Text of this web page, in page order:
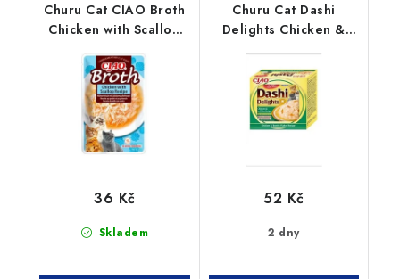
Churu Cat CIAO Broth
Chicken with Scallop
Skladem
36 Kč
Churu Cat Dashi
Delights Chicken &
Bonito Flakes 70g
2 dny
52 Kč